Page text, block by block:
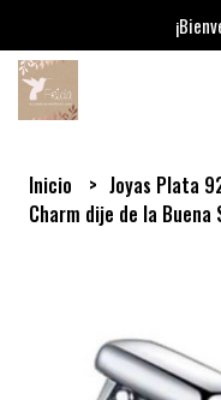
Inicio
Joyas Plata
Charm dije de la Buena